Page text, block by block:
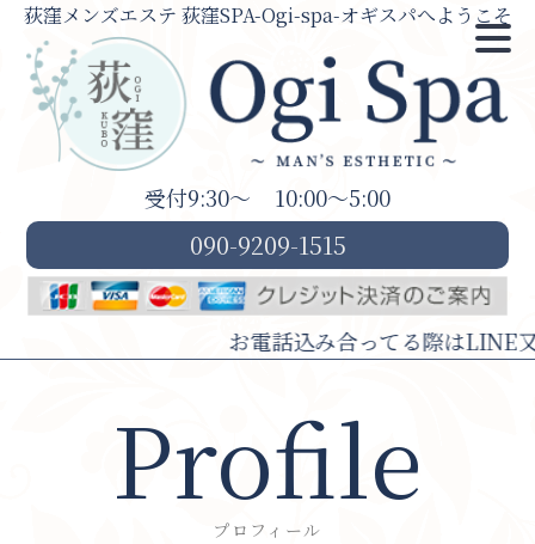
荻窪メンズエステ 荻窪SPA-Ogi-spa-オギスパへようこそ
受付9:30～ 10:00～5:00
090-9209-1515
お電話込み合ってる際はLINE又は
Profile
プロフィール